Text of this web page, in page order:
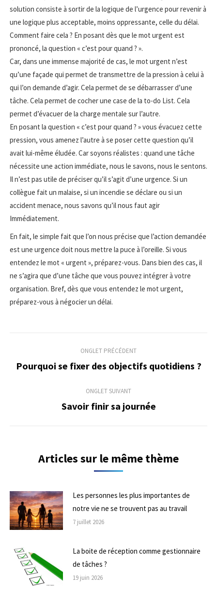
solution consiste à sortir de la logique de l’urgence pour revenir à
une logique plus acceptable, moins oppressante, celle du délai.
Comment faire cela ? En posant dès que le mot urgent est
prononcé, la question « c’est pour quand ? ».
Car, dans une immense majorité de cas, le mot urgent n’est
qu’une façade qui permet de transmettre de la pression à celui à
qui l’on demande d’agir. Cela permet de se débarrasser d’une
tâche. Cela permet de cocher une case de la to-do List. Cela
permet d’évacuer de la charge mentale sur l’autre.
En posant la question « c’est pour quand ? » vous évacuez cette
pression, vous amenez l’autre à se poser cette question qu’il
avait lui-même éludée. Car soyons réalistes : quand une tâche
nécessite une action immédiate, nous le savons, nous le sentons.
Il n’est pas utile de préciser qu’il s’agit d’une urgence. Si un
collègue fait un malaise, si un incendie se déclare ou si un
accident menace, nous savons qu’il nous faut agir
Immédiatement.
En fait, le simple fait que l’on nous précise que l’action demandée
est une urgence doit nous mettre la puce à l’oreille. Si vous
entendez le mot « urgent », préparez-vous. Dans bien des cas, il
ne s’agira que d’une tâche que vous pouvez intégrer à votre
organisation. Bref, dès que vous entendez le mot urgent,
préparez-vous à négocier un délai.
de
commentaire
ONGLET PRÉCÉDENT
Onglet
Pourquoi se fixer des objectifs quotidiens ?
ONGLET SUIVANT
Onglet
Savoir finir sa journée
Articles sur le même thème
Les personnes les plus importantes de
notre vie ne se trouvent pas au travail
7 juillet 2026
La boite de réception comme gestionnaire
de tâches ?
19 juin 2026